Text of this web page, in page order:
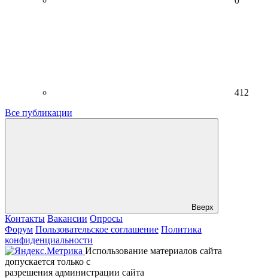
412
Все публикации
Вверх
Контакты Вакансии Опросы
Форум Пользовательское соглашение Политика
конфиденциальности
Использование материалов сайта
допускается только с
разрешения администрации сайта